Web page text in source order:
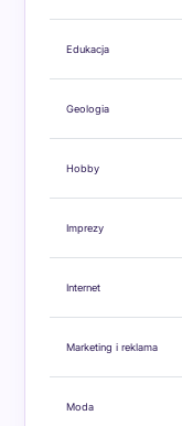
Edukacja
Geologia
Hobby
Imprezy
Internet
Marketing i reklama
Moda